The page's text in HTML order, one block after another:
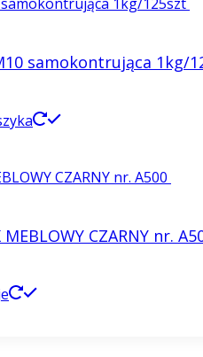
samokontrująca 1kg/
MEBLOWY CZARNY nr.